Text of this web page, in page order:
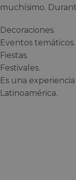
muchísimo.
Decoraciones.
Eventos temáticos.
Fiestas.
Festivales.
Es una
Latinoamérica.